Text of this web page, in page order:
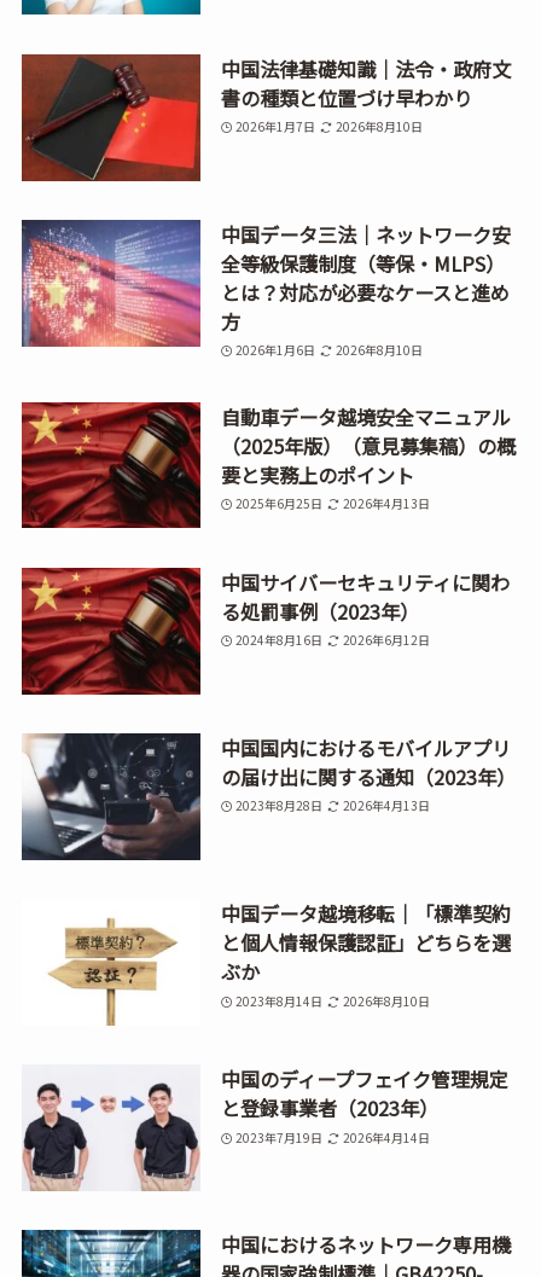
中国法律基礎知識｜法令・政府文
書の種類と位置づけ早わかり
2026年1月7日 2026年8月10日
中国データ三法｜ネットワーク安
全等級保護制度（等保・MLPS）
とは？対応が必要なケースと進め
方
2026年1月6日 2026年8月10日
自動車データ越境安全マニュアル
（2025年版）（意見募集稿）の概
要と実務上のポイント
2025年6月25日 2026年4月13日
中国サイバーセキュリティに関わ
る処罰事例（2023年）
2024年8月16日 2026年6月12日
中国国内におけるモバイルアプリ
の届け出に関する通知（2023年）
2023年8月28日 2026年4月13日
中国データ越境移転｜「標準契約
と個人情報保護認証」どちらを選
ぶか
2023年8月14日 2026年8月10日
中国のディープフェイク管理規定
と登録事業者（2023年）
2023年7月19日 2026年4月14日
中国におけるネットワーク専用機